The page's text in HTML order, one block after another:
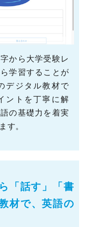
から大学受験レ
学習することが
デジタル教材で
ントを丁寧に解
の基礎力を着実
す。
「話す」「書
材で、英語の